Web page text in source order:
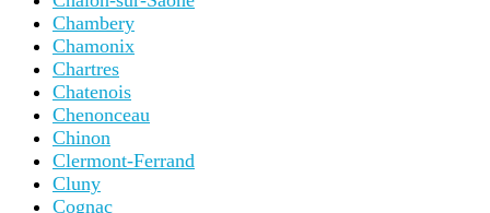
Chambery
Chamonix
Chartres
Chatenois
Chenonceau
Chinon
Clermont-Ferrand
Cluny
Cognac